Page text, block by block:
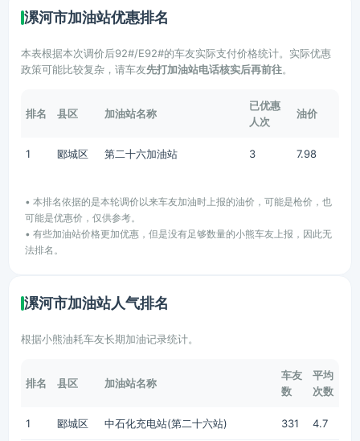
漯河市加油站优惠排名
本表根据本次调价后92#/E92#的车友实际支付价格统计。实际优惠
政策可能比较复杂，请车友先打加油站电话核实后再前往。
排名 县区 加油站名称
已优惠
人次
油价
1 郾城区 第二十六加油站 3 7.98
• 本排名依据的是本轮调价以来车友加油时上报的油价，可能是枪价，也
可能是优惠价，仅供参考。
• 有些加油站价格更加优惠，但是没有足够数量的小熊车友上报，因此无
法排名。
漯河市加油站人气排名
根据小熊油耗车友长期加油记录统计。
排名 县区 加油站名称
车友
数
平均
次数
1 郾城区 中石化充电站(第二十六站) 331 4.7